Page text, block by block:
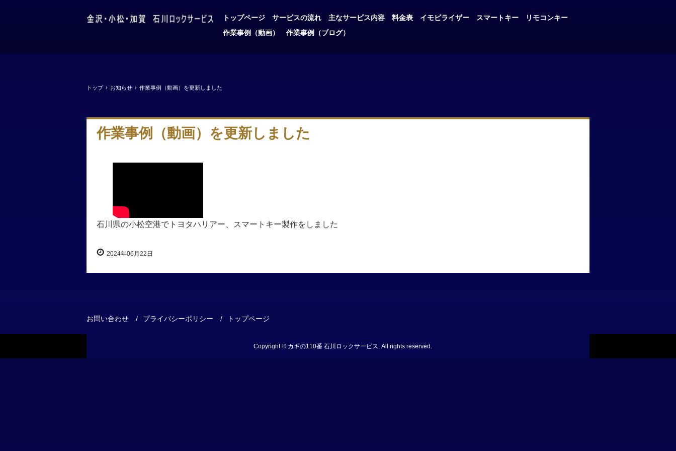
トップページ サービスの流れ 主なサービス内容 料金表 イモビライザー スマートキー
リモコンキー
作業事例（動画）
作業事例（ブログ）
トップ › お知らせ › 作業事例（動画）を更新しました
作業事例（動画）を更新しました
石川県の小松空港でトヨタハリアー、スマートキー製作をしました
2024年06月22日
お問い合わせ プライバシーポリシー トップページ
Copyright © カギの110番 石川ロックサービス, All rights reserved.